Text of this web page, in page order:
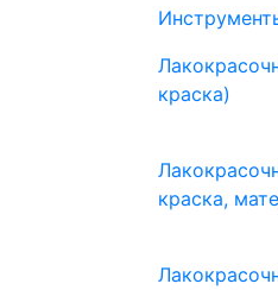
краска)
краска,